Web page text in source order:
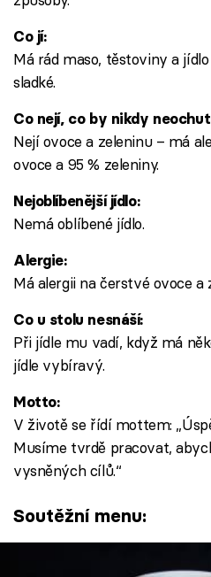
Co jí:
Má rád maso, těstoviny a
sladké.
Co nejí, co by nikdy
Nejí ovoce a zeleninu – má
ovoce a 95 % zeleniny.
Nejoblíbenější jídlo:
Nemá oblíbené jídlo.
Alergie:
Má alergii na čerstvé ovoce a
Co u stolu nesnáší:
Při jídle mu vadí, když má
jídle vybíravý.
Motto:
V životě se řídí mottem:
Musíme tvrdě pracovat,
vysněných cílů.“
Soutěžní menu: